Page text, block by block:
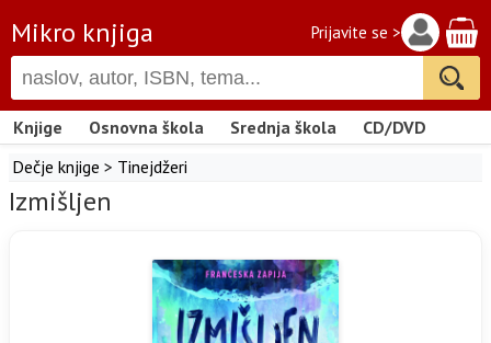
Mikro knjiga Prijavite se >
Knjige Osnovna škola Srednja škola
CD/DVD
Dečje knjige > Tinejdžeri
Izmišljen